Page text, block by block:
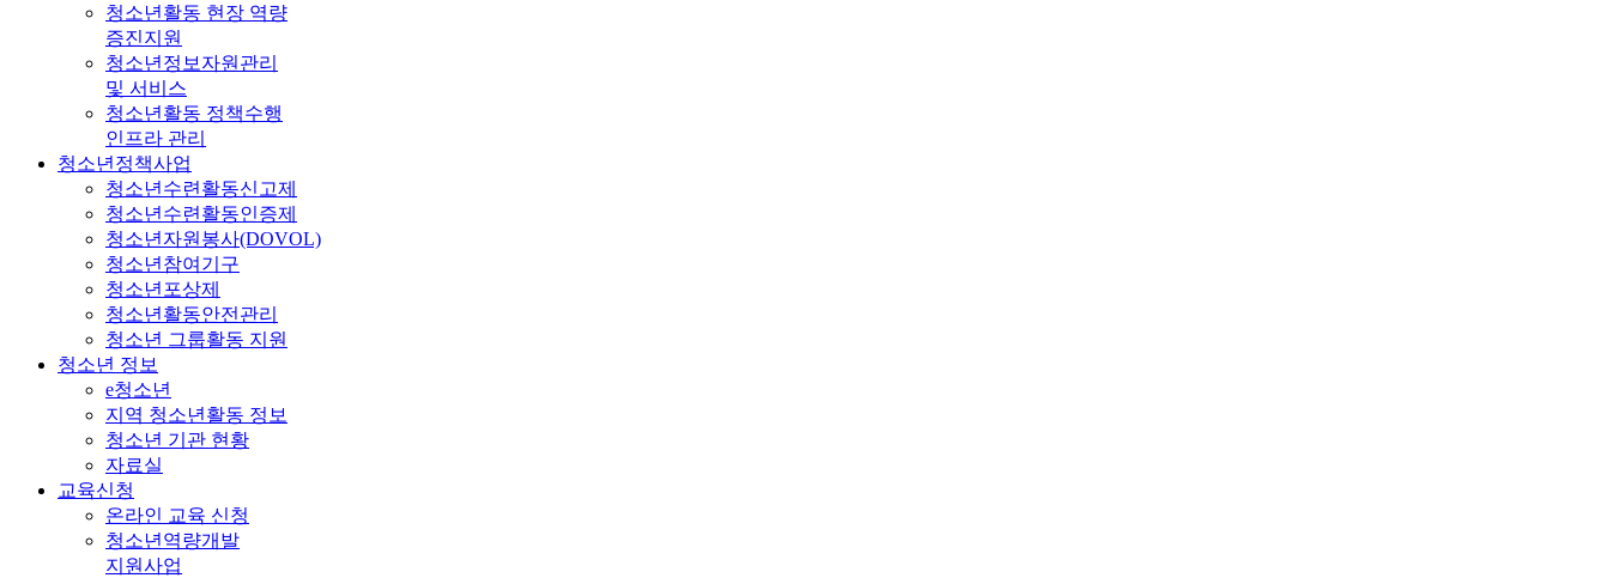
청소년활동 현장 역량
증진지원
청소년정보자원관리
및 서비스
청소년활동 정책수행
인프라 관리
청소년정책사업
청소년수련활동신고제
청소년수련활동인증제
청소년자원봉사(DOVOL)
청소년참여기구
청소년포상제
청소년활동안전관리
청소년 그룹활동 지원
청소년 정보
e청소년
지역 청소년활동 정보
청소년 기관 현황
자료실
교육신청
온라인 교육 신청
청소년역량개발
지원사업